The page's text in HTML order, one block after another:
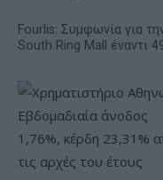
Fourlis: Συμφωνία για
South Ring Mall έναντι